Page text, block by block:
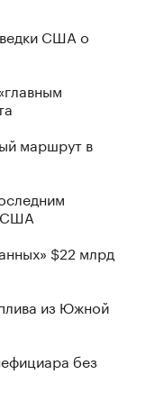
США о
маршрут в
США
$22 млрд
из Южной
без